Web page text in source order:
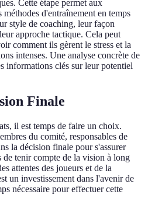
Cette étape permet aux
d'entraînement en temps
style de coaching, leur façon
approche tactique. Cela peut
comment ils gèrent le stress et la
intenses. Une analyse concrète de
informations clés sur leur potentiel
Finale
il est temps de faire un choix.
du comité, responsables de
la décision finale pour s'assurer
tenir compte de la vision à long
attentes des joueurs et de la
un investissement dans l'avenir de
nécessaire pour effectuer cette